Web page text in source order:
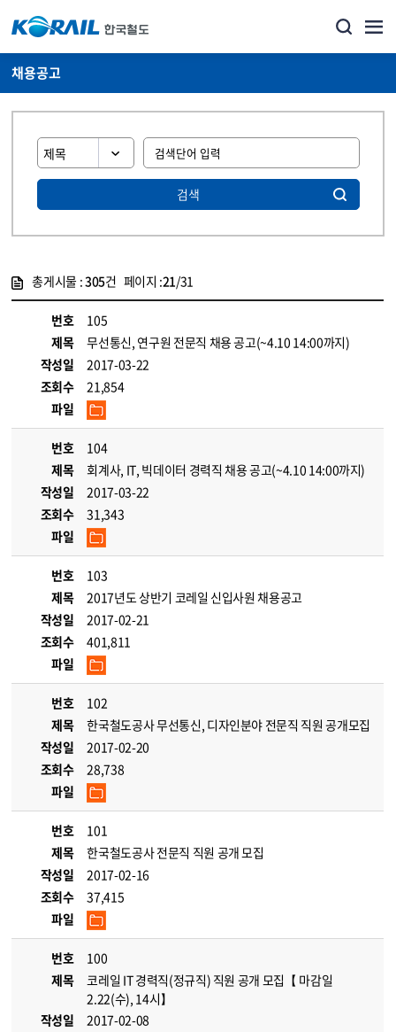
채용공고
검색
총게시물 :305건 페이지 :21/31
번호
105
제목
무선통신, 연구원 전문직 채용 공고(~4.10 14:00까지)
작성일
2017-03-22
조회수
21,854
파일
번호
104
제목
회계사, IT, 빅데이터 경력직 채용 공고(~4.10 14:00까지)
작성일
2017-03-22
조회수
31,343
파일
번호
103
제목
2017년도 상반기 코레일 신입사원 채용공고
작성일
2017-02-21
조회수
401,811
파일
번호
102
제목
한국철도공사 무선통신, 디자인분야 전문직 직원 공개모집
작성일
2017-02-20
조회수
28,738
파일
번호
101
제목
한국철도공사 전문직 직원 공개 모집
작성일
2017-02-16
조회수
37,415
파일
번호
100
제목
코레일 IT 경력직(정규직) 직원 공개 모집【 마감일
2.22(수), 14시】
작성일
2017-02-08